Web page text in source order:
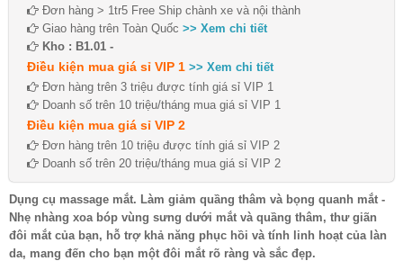
Đơn hàng > 1tr5 Free Ship chành xe và nội thành
Giao hàng trên Toàn Quốc >> Xem chi tiết
Kho : B1.01 -
Điều kiện mua giá sỉ VIP 1 >> Xem chi tiết
Đơn hàng trên 3 triệu được tính giá sỉ VIP 1
Doanh số trên 10 triệu/tháng mua giá sỉ VIP 1
Điều kiện mua giá sỉ VIP 2
Đơn hàng trên 10 triệu được tính giá sỉ VIP 2
Doanh số trên 20 triệu/tháng mua giá sỉ VIP 2
Dụng cụ massage mắt. Làm giảm quầng thâm và bọng quanh mắt -
Nhẹ nhàng xoa bóp vùng sưng dưới mắt và quầng thâm, thư giãn
đôi mắt của bạn, hỗ trợ khả năng phục hồi và tính linh hoạt của làn
da, mang đến cho bạn một đôi mắt rõ ràng và sắc đẹp.